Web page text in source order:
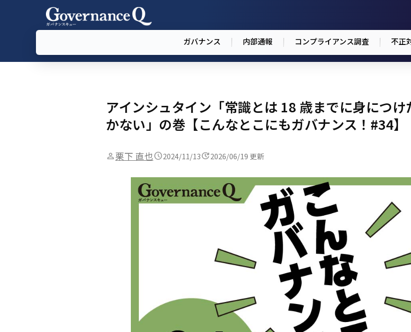
ガバナンス 内部通報 コンプライアンス調査 不正
アインシュタイン「常識とは 18 歳までに身につ
かない」の巻【こんなとこにもガバナンス！#34】
栗下 直也 2024/11/13 2026/06/19 更新